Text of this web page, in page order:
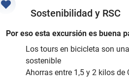
Sostenibilidad y RSC
Por eso esta excursión es buena
Los tours en bicicleta son
sostenible
Ahorras entre 1,5 y 2 kilos